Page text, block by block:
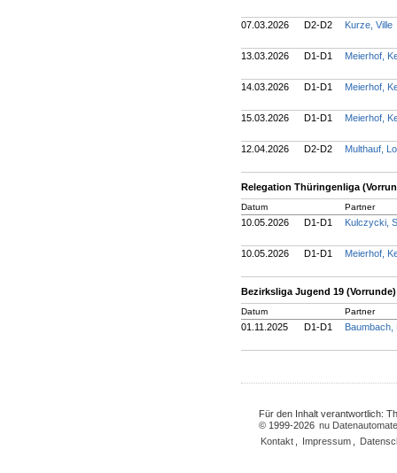
07.03.2026 D2-D2 Kurze, Ville
13.03.2026 D1-D1 Meierhof,
14.03.2026 D1-D1 Meierhof,
15.03.2026 D1-D1 Meierhof,
12.04.2026 D2-D2 Multhauf,
Relegation Thüringenliga
Datum Partner
10.05.2026 D1-D1 Kulczycki,
10.05.2026 D1-D1 Meierhof,
Bezirksliga Jugend 19 (Vorrunde)
Datum Partner
01.11.2025 D1-D1
Für den Inhalt verantwortlich:
© 1999-2026 nu
Kontakt
Impressum